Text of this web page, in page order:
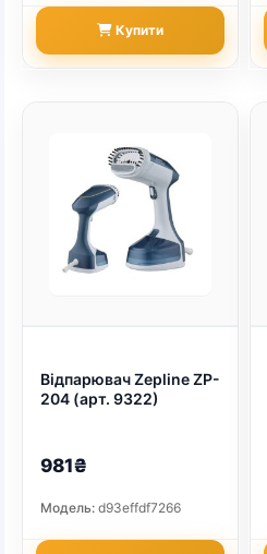
Купити
Відпарювач Zepline ZP-
204 (арт. 9322)
981₴
Модель: d93effdf7266